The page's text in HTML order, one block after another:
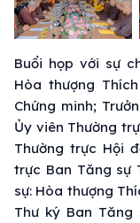
Buổi họp với sự
Hòa thượng
Chứng minh;
Ủy viên Thường
Thường trực Hội
trực Ban Tăng sự
sự: Hòa thượng
Thư ký Ban Tăng